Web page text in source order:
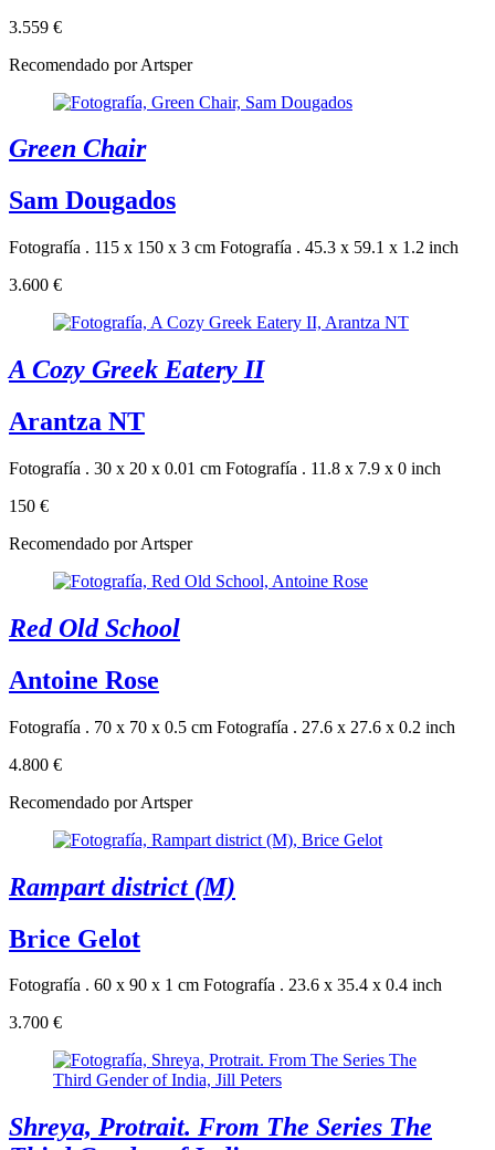
3.559 €
Recomendado por Artsper
Green Chair
Sam Dougados
Fotografía . 115 x 150 x 3 cm Fotografía . 45.3 x 59.1 x 1.2 inch
3.600 €
A Cozy Greek Eatery II
Arantza NT
Fotografía . 30 x 20 x 0.01 cm Fotografía . 11.8 x 7.9 x 0 inch
150 €
Recomendado por Artsper
Red Old School
Antoine Rose
Fotografía . 70 x 70 x 0.5 cm Fotografía . 27.6 x 27.6 x 0.2 inch
4.800 €
Recomendado por Artsper
Rampart district (M)
Brice Gelot
Fotografía . 60 x 90 x 1 cm Fotografía . 23.6 x 35.4 x 0.4 inch
3.700 €
Shreya, Protrait. From The Series The